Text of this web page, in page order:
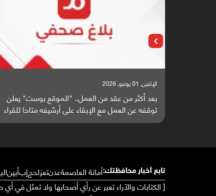
من العمل.. "الموقع بوست" يعلن
الإبقاء على أرشيفه متاحا للقراء
باحثون من اليمن يدخلون
واعدة منشورة عالميا (ترجمة)
تابع أخبار محافظتك:أمانة العاصمةعدنتعزلحجإبأبين
[ الكتابات والآراء تعبر عن رأي أصحابها ولا تمثل في